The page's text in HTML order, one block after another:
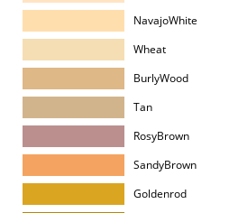
NavajoWhite
Wheat
BurlyWood
Tan
RosyBrown
SandyBrown
Goldenrod